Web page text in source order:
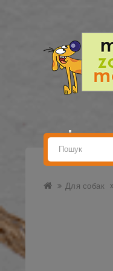
Для собак